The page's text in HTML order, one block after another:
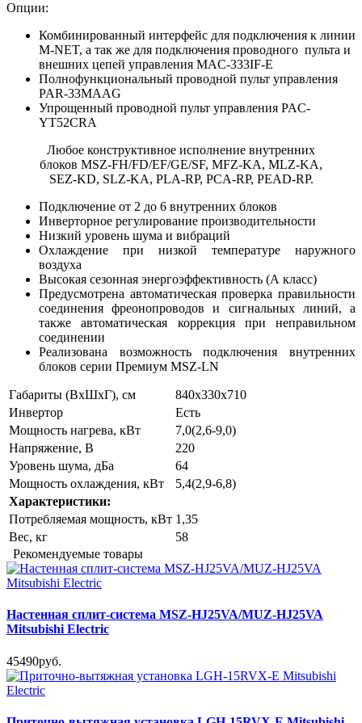
Опции:
Комбинированный интерфейс для подключения к линии
M-NET, а так же для подключения проводного пульта и
внешних цепей управления MAC-333IF-E
Полнофункциональный проводной пульт управления
PAR-33MAAG
Упрощенный проводной пульт управления PAC-
YT52CRA
Любое конструктивное исполнение внутренних
блоков MSZ-FH/FD/EF/GE/SF, MFZ-KA, MLZ-KA,
SEZ-KD, SLZ-KA, PLA-RP, PCA-RP, PEAD-RP.
Подключение от 2 до 6 внутренних блоков
Инверторное регулирование производительности
Низкий уровень шума и вибраций
Охлаждение при низкой температуре наружного
воздуха
Высокая сезонная энергоэффективность (А класс)
Предусмотрена автоматическая проверка правильности
соединения фреонопроводов и сигнальных линий, а
также автоматическая коррекция при неправильном
соединении
Реализована возможность подключения внутренних
блоков серии Премиум MSZ-LN
Габариты (ВхШхГ), см
840х330х710
Инвертор
Есть
Мощность нагрева, кВт
7,0(2,6-9,0)
Напряжение, В
220
Уровень шума, дБа
64
Мощность охлаждения, кВт
5,4(2,9-6,8)
Характеристики:
Потребляемая мощность, кВт 1,35
Вес, кг
58
Рекомендуемые товары
Настенная сплит-система MSZ-HJ25VA/MUZ-HJ25VA
Mitsubishi Electric
45490руб.